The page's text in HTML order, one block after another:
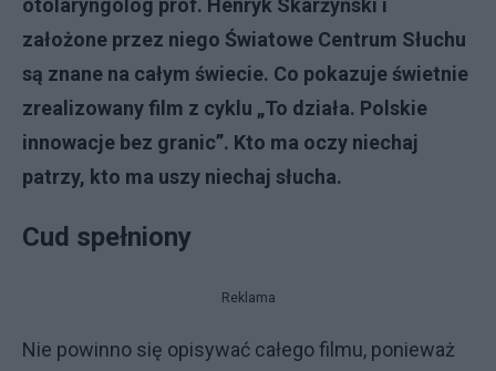
otolaryngolog prof. Henryk Skarżyński i
założone przez niego Światowe Centrum Słuchu
są znane na całym świecie. Co pokazuje świetnie
zrealizowany film z cyklu „To działa. Polskie
innowacje bez granic”. Kto ma oczy niechaj
patrzy, kto ma uszy niechaj słucha.
Cud spełniony
Reklama
Nie powinno się opisywać całego filmu, ponieważ